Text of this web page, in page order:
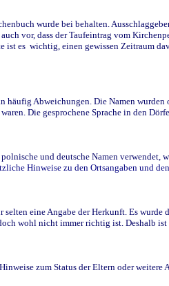
wurde bei behalten.
vor, dass der Taufeintrag vom
ist es wichtig, einen gewissen Zeitraum
häufig Abweichungen. Die Namen
Die gesprochene Sprache in den
und deutsche Namen verwendet,
Hinweise zu den Ortsangaben und
eine Angabe der Herkunft. Es
wohl nicht immer richtig ist. Deshalb
zum Status der Eltern oder weitere